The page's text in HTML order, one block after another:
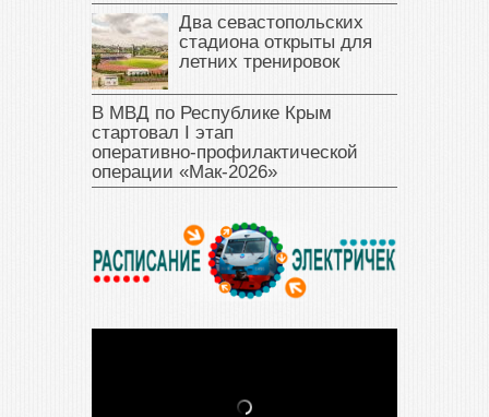
Два севастопольских
стадиона открыты для
летних тренировок
В МВД по Республике Крым
стартовал I этап
оперативно‑профилактической
операции «Мак‑2026»